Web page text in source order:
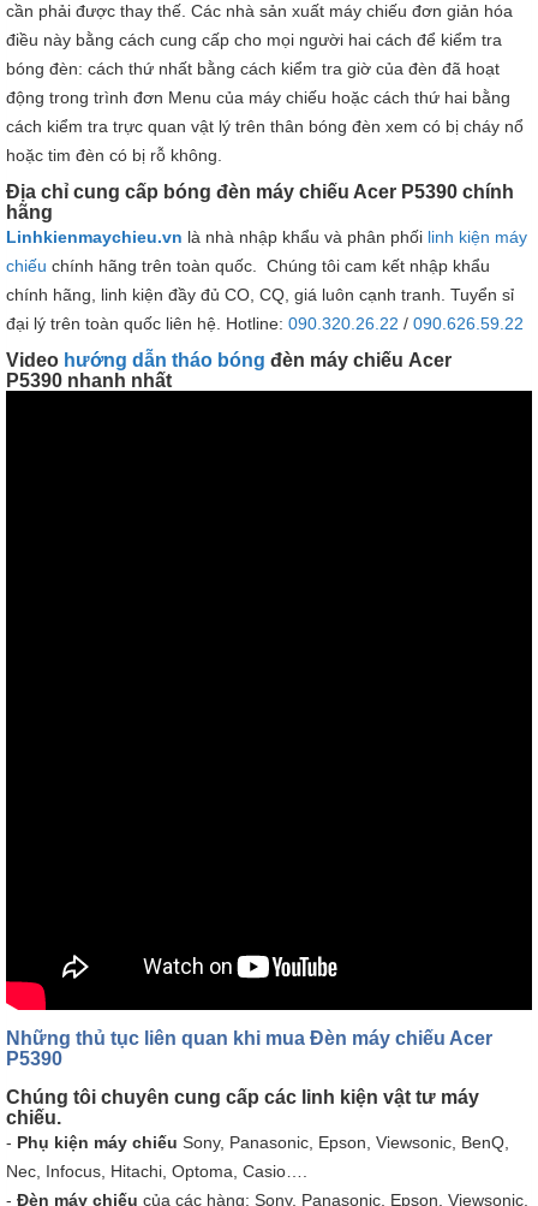
cần phải được thay thế. Các nhà sản xuất máy chiếu đơn giản hóa
điều này bằng cách cung cấp cho mọi người hai cách để kiểm tra
bóng đèn: cách thứ nhất bằng cách kiểm tra giờ của đèn đã hoạt
động trong trình đơn Menu của máy chiếu hoặc cách thứ hai bằng
cách kiểm tra trực quan vật lý trên thân bóng đèn xem có bị cháy nổ
hoặc tim đèn có bị rỗ không.
Địa chỉ cung cấp bóng đèn máy chiếu Acer P5390 chính
hãng
Linhkienmaychieu.vn là nhà nhập khẩu và phân phối linh kiện máy
chiếu chính hãng trên toàn quốc. Chúng tôi cam kết nhập khẩu
chính hãng, linh kiện đầy đủ CO, CQ, giá luôn cạnh tranh. Tuyển sỉ
đại lý trên toàn quốc liên hệ. Hotline: 090.320.26.22 / 090.626.59.22
Video hướng dẫn tháo bóng đèn máy chiếu Acer
P5390 nhanh nhất
Những thủ tục liên quan khi mua Đèn máy chiếu Acer
P5390
Chúng tôi chuyên cung cấp các linh kiện vật tư máy
chiếu.
- Phụ kiện máy chiếu Sony, Panasonic, Epson, Viewsonic, BenQ,
Nec, Infocus, Hitachi, Optoma, Casio….
- Đèn máy chiếu của các hàng: Sony, Panasonic, Epson, Viewsonic,